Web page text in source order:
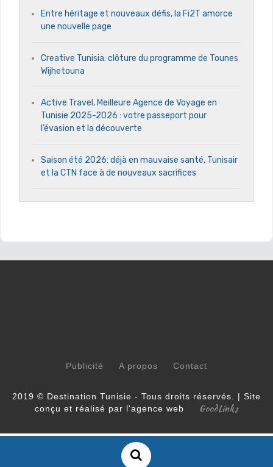
Entre héritage et nouveaux défis, la Fi2T amorce
une nouvelle page
Creative Tunisia: clôture du programme de Tounes
Wijhetouna
Active Travel, Meilleure Agence de Voyage en
Tunisie 2025-2026 : votre passeport pour
l’évasion et la découverte
Saison été 2026: déjà en mauvaise santé, Tunisair
et la CTN face à de nouveaux sacrifices
Publicité A propos Contact
2019 © Destination Tunisie - Tous droits réservés. | Site
conçu et réalisé par l'agence web
GoodLinks